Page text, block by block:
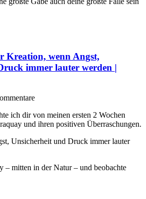
Kreation, wenn Angst,
immer lauter werden |
ich dir von meinen ersten 2 Wochen
und ihren positiven Überraschungen.
Unsicherheit und Druck immer lauter
– mitten in der Natur – und beobachte